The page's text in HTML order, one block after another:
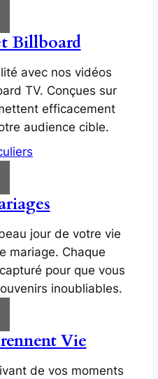
Billboard
avec nos vidéos
TV. Conçues sur
efficacement
audience cible.
jour de votre vie
mariage. Chaque
pour que vous
inoubliables.
Vie
de vos moments